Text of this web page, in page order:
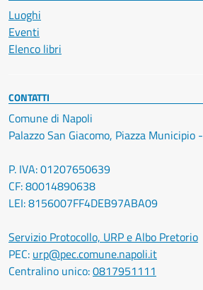
Luoghi
Eventi
Elenco libri
CONTATTI
Comune di Napoli
Palazzo San Giacomo, Piazza Municipio
P. IVA: 01207650639
CF: 80014890638
LEI: 8156007FF4DEB97ABA09
Servizio Protocollo, URP e Albo Pretorio
PEC: urp@pec.comune.napoli.it
Centralino unico:0817951111